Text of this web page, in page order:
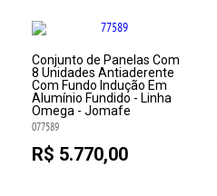
Conjunto de Panelas Com
8 Unidades Antiaderente
Com Fundo Indução Em
Alumínio Fundido - Linha
Omega - Jomafe
077589
R$ 5.770,00